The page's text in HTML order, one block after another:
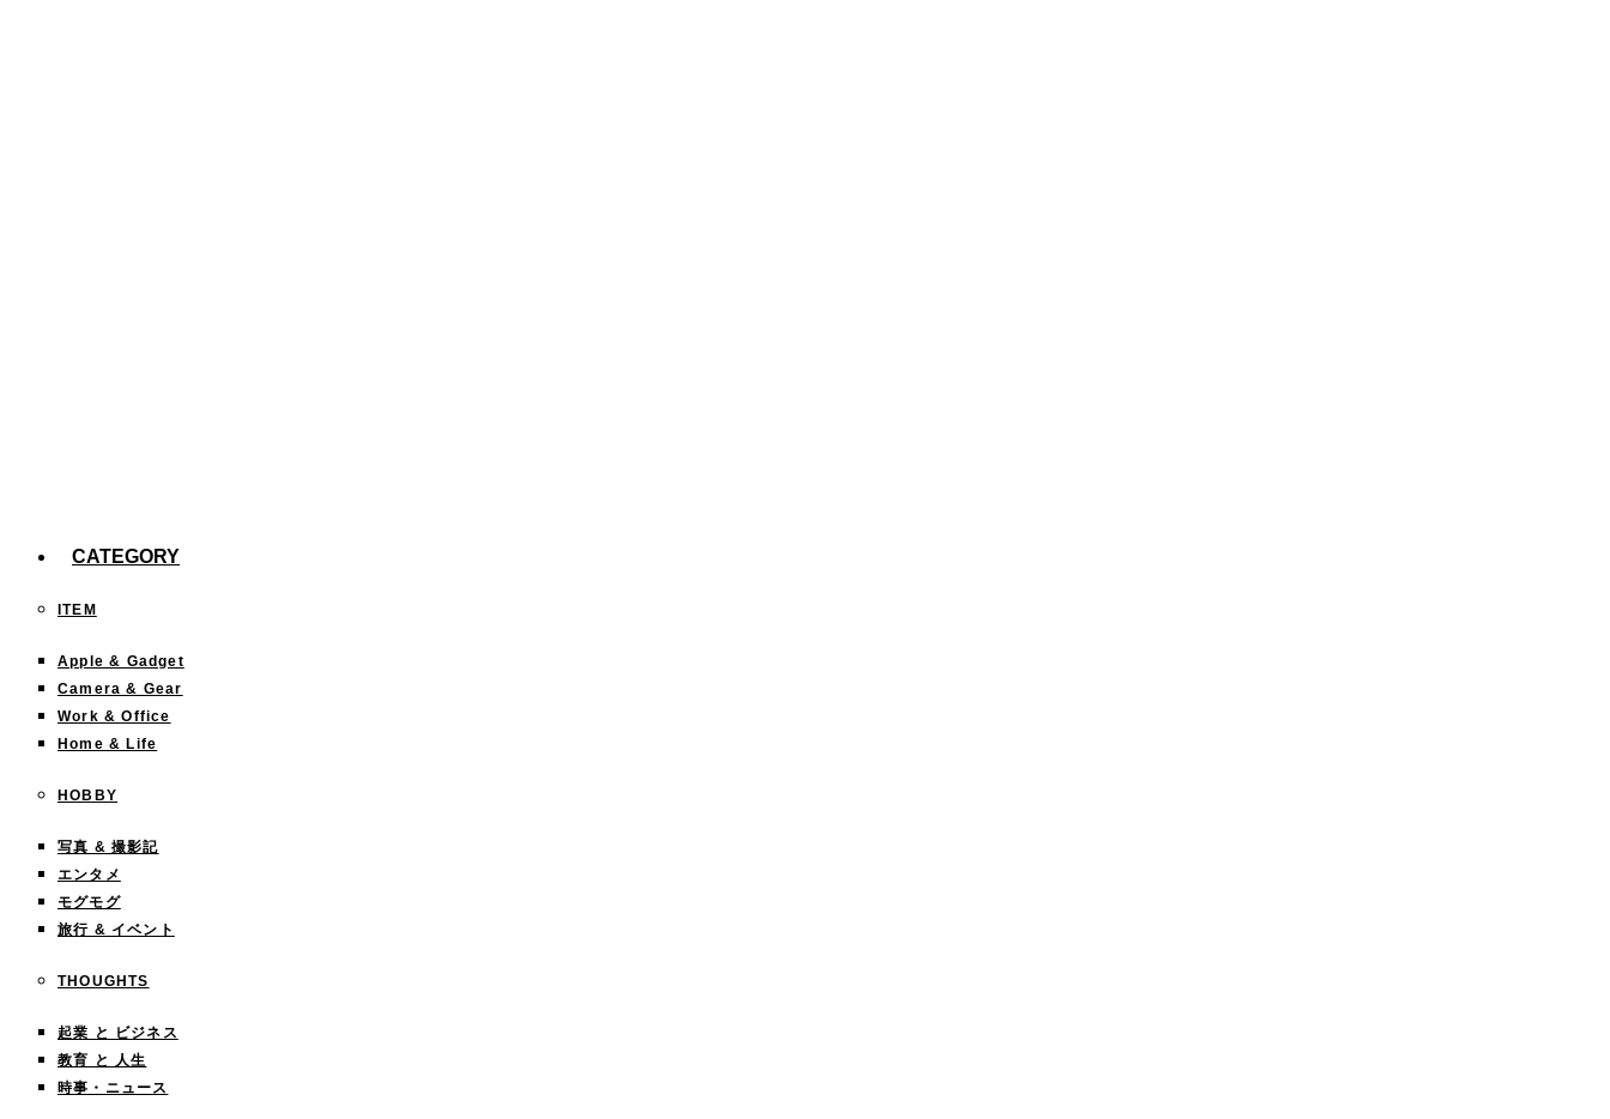
CATEGORY
ITEM
Apple & Gadget
Camera & Gear
Work & Office
Home & Life
HOBBY
写真 & 撮影記
エンタメ
モグモグ
旅行 & イベント
THOUGHTS
起業 と ビジネス
教育 と 人生
時事・ニュース